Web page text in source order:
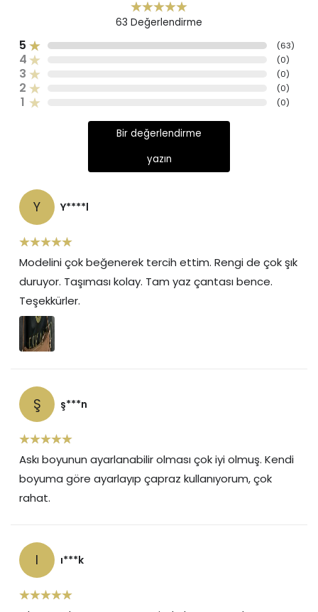
63 Değerlendirme
5 (63)
4 (0)
3 (0)
2 (0)
1 (0)
Bir değerlendirme
yazın
Y Y****l
Modelini çok beğenerek tercih ettim. Rengi de çok şık
duruyor. Taşıması kolay. Tam yaz çantası bence.
Teşekkürler.
Ş ş***n
Askı boyunun ayarlanabilir olması çok iyi olmuş. Kendi
boyuma göre ayarlayıp çapraz kullanıyorum, çok
rahat.
I ı***k